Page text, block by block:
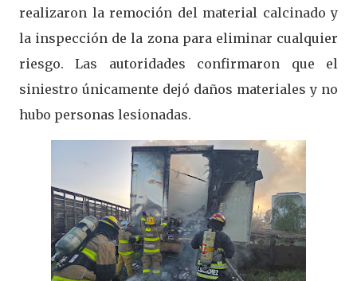
realizaron la remoción del material calcinado y
la inspección de la zona para eliminar cualquier
riesgo. Las autoridades confirmaron que el
siniestro únicamente dejó daños materiales y no
hubo personas lesionadas.